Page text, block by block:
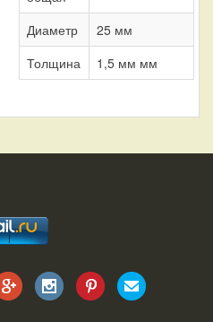
Диаметр
25 мм
Толщина
1,5 мм мм